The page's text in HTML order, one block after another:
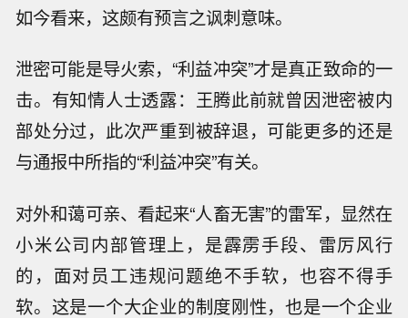
如今看来，这颇有预言之讽刺意味。
泄密可能是导火索，“利益冲突”才是真正致命的一
击。有知情人士透露：王腾此前就曾因泄密被内
部处分过，此次严重到被辞退，可能更多的还是
与通报中所指的“利益冲突”有关。
对外和蔼可亲、看起来“人畜无害”的雷军，显然在
小米公司内部管理上，是霹雳手段、雷厉风行
的，面对员工违规问题绝不手软，也容不得手
软。这是一个大企业的制度刚性，也是一个企业